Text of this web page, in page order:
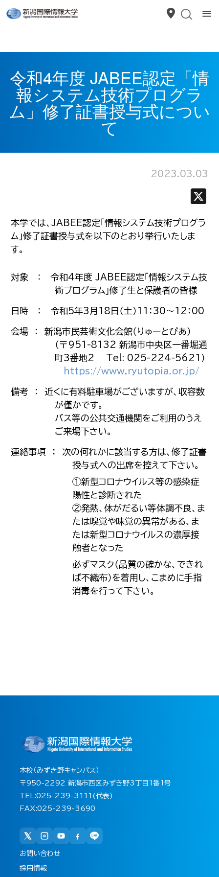
令和4年度 JABEE認定「情
報システム技術プログラ
ム」修了証書授与式につい
て
2023.03.03
本学では、JABEE認定「情報システム技術プログラ
ム」修了証書授与式を以下のとおり挙行いたしま
す。
対象 ： 令和4年度 JABEE認定「情報システム技
術プログラム」修了生と保護者の皆様
日時 ： 令和5年3月18日（土）11：30〜12：00
会場 ： 新潟市民芸術文化会館（りゅーとぴあ）
（〒951-8132 新潟市中央区一番堀通
町3番地2 Tel: 025-224-5621）
https://www.ryutopia.or.jp/
備考 ： 近くに有料駐車場がございますが、収容数
が僅かです。
バス等の公共交通機関をご利用のうえ
ご来場下さい。
連絡事項 ： 次の何れかに該当する方は、修了証書
授与式への出席を控えて下さい。
①新型コロナウイルス等の感染症
陽性と診断された
②発熱、体がだるい等体調不良、ま
たは嗅覚や味覚の異常がある、ま
たは新型コロナウイルスの濃厚接
触者となった
必ずマスク（品質の確かな、できれ
ば不織布）を着用し、こまめに手指
消毒を行って下さい。
本校（みずき野キャンパス）
〒950-2292 新潟市西区みずき野3丁目1番1号
TEL:025-239-3111(代表)
FAX:025-239-3690
お問い合わせ
採用情報